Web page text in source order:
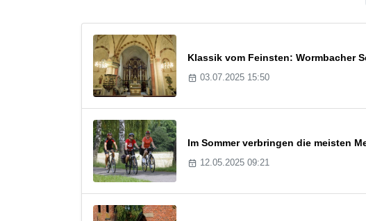
Klassik vom Feinsten: Wormbacher
03.07.2025 15:50
Im Sommer verbringen die meisten
12.05.2025 09:21